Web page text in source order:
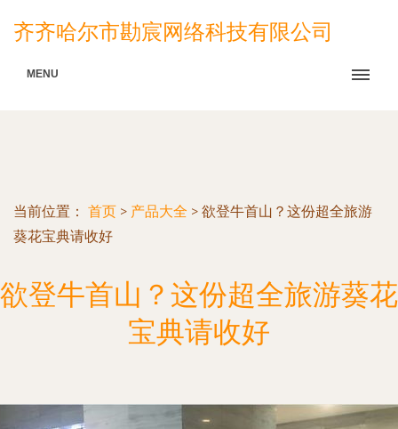
齐齐哈尔市勘宸网络科技有限公司
MENU
当前位置： 首页 > 产品大全 > 欲登牛首山？这份超全旅游
葵花宝典请收好
欲登牛首山？这份超全旅游葵花
宝典请收好